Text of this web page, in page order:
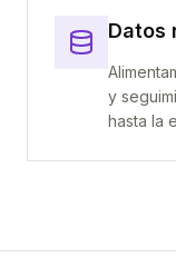
Datos
y
hasta la